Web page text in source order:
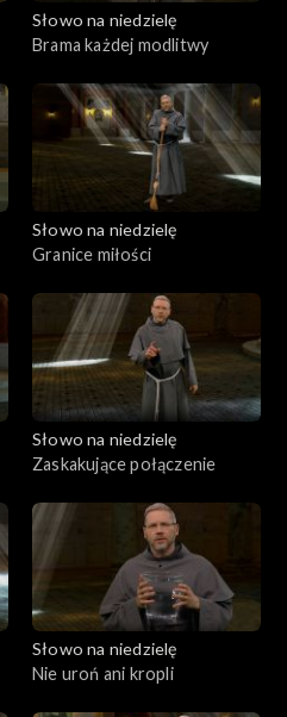
Słowo na niedzielę
Brama każdej modlitwy
Słowo na niedzielę
Granice miłości
Słowo na niedzielę
Zaskakujące połączenie
Słowo na niedzielę
Nie uroń ani kropli